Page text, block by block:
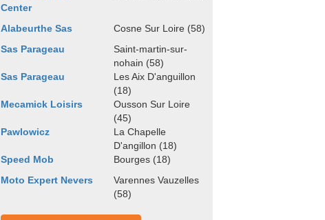
Center
Alabeurthe Sas
Cosne Sur Loire (58)
Sas Parageau
Saint-martin-sur-
nohain (58)
Sas Parageau
Les Aix D'anguillon
(18)
Mecamick Loisirs
Ousson Sur Loire
(45)
Pawlowicz
La Chapelle
D'angillon (18)
Speed Mob
Bourges (18)
Moto Expert Nevers
Varennes Vauzelles
(58)